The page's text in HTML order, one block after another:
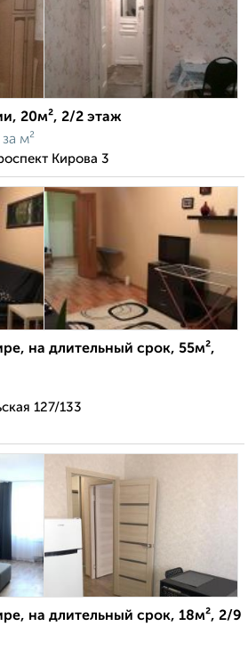
20м², 2/2 этаж
за м²
Кирова 3
на длительный срок, 55м²,
127/133
на длительный срок, 18м², 2/9